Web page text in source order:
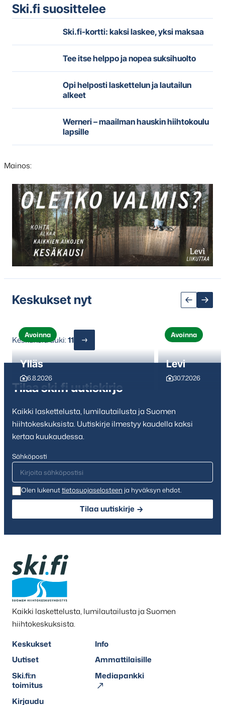
Ski.fi suosittelee
Ski.fi-kortti: kaksi laskee, yksi maksaa
Tee itse helppo ja nopea suksihuolto
Opi helposti laskettelun ja lautailun
alkeet
Werneri – maailman hauskin hiihtokoulu
lapsille
Mainos:
Hyppää
karusellisisällön
yli
seuraavaan
sisältöön
Keskukset nyt
Ylläs
6.8.2026
Avoinna
Levi
30.7.2026
Avoinna
Keskuksia auki:11
Tilaa ski.fi uutiskirje
Kaikki laskettelusta, lumilautailusta ja Suomen
hiihtokeskuksista. Uutiskirje ilmestyy kaudella kaksi
kertaa kuukaudessa.
Sähköposti
Olen lukenuttietosuojaselosteen ja hyväksyn ehdot.
Tilaa uutiskirje
Kaikki laskettelusta, lumilautailusta ja Suomen
hiihtokeskuksista.
Keskukset
Info
Uutiset
Ammattilaisille
Ski.fi:n
toimitus
Mediapankki
Kirjaudu